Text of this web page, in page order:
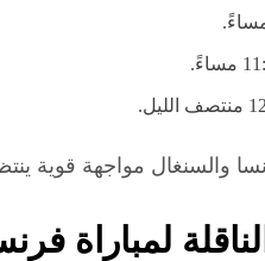
والسنغال مواجهة قوية
لمباراة